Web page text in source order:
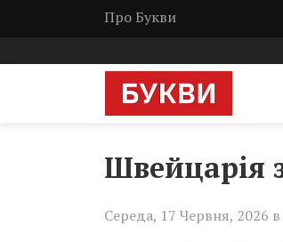
Про Букви
Швейцарія
Середа, 17 Червня, 2026